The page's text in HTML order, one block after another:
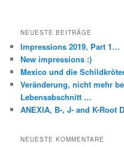
NEUESTE BEITRÄGE
Impressions 2019, Part 1…
New impressions :)
Mexico und die
Veränderung, nicht mehr
Lebensabschnitt …
ANEXIA, B-, J- and K-Root
NEUESTE KOMMENTARE